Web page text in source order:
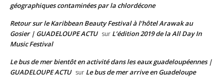
géographiques contaminées par la chlordécone
Retour sur le Karibbean Beauty Festival à l’hôtel Arawak au
Gosier | GUADELOUPE ACTU sur L’édition 2019 de la All Day In
Music Festival
Le bus de mer bientôt en activité dans les eaux guadeloupéennes |
GUADELOUPE ACTU sur Le bus de mer arrive en Guadeloupe